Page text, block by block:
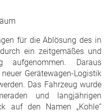
für die Ablösung des in
ein zeitgemäßes und
aufgenommen. Daraus
Gerätewagen-Logistik
Das Fahrzeug wurde
und langjährigen
auf den Namen „Kohle“